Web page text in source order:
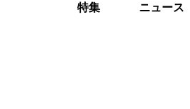
特集 ニュース